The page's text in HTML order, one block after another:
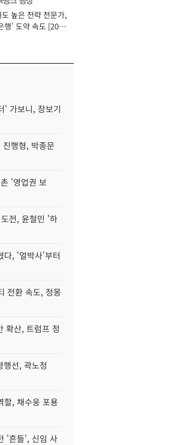
높은 전략 전문가,
행' 도약 속도 [2026
' 가보니, 장보기
행형, 박종문
'영업권 보
전, 윤철민 '하
다, '얼박사'부터
전환 속도, 정몽
확산, 트럼프 정
선, 곽노정
할, 채수웅 포용
'흔들', 신임 사